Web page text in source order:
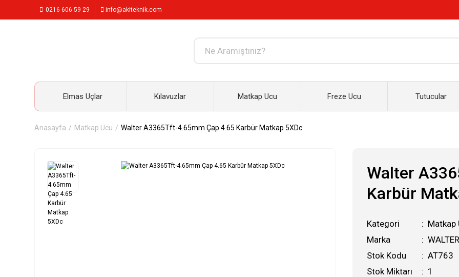
0216 606 59 29 info@akiteknik.com
Elmas Uçlar Kılavuzlar Matkap Ucu Freze Ucu Tutucular
Anasayfa Matkap Ucu Walter A3365Tft-4.65mm Çap 4.65 Karbür Matkap 5XDc
Walter
Karbür
Kategori
Matkap
Marka
WALTER
Stok Kodu
AT763
Stok Miktarı
1